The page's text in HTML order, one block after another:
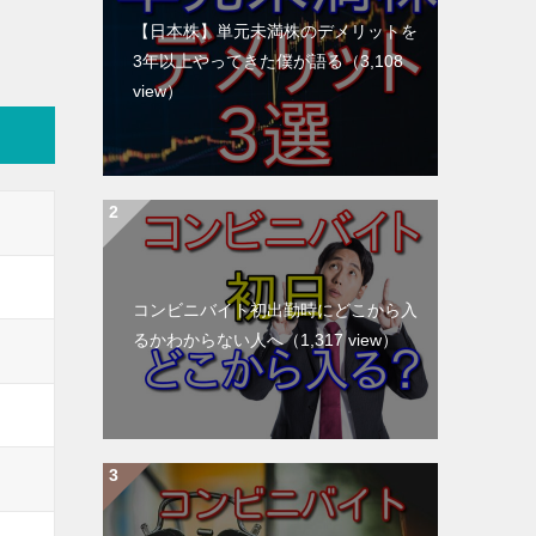
【日本株】単元未満株のデメリットを
3年以上やってきた僕が語る（3,108
view）
コンビニバイト初出勤時にどこから入
るかわからない人へ（1,317 view）